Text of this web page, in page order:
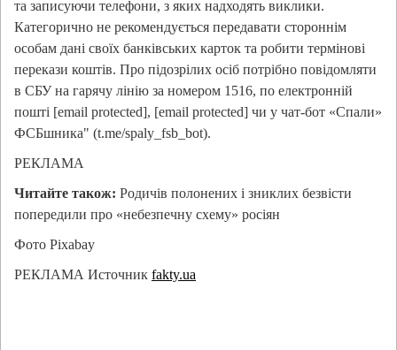
та записуючи телефони, з яких надходять виклики.
Категорично не рекомендується передавати стороннім
особам дані своїх банківських карток та робити термінові
перекази коштів. Про підозрілих осіб потрібно повідомляти
в СБУ на гарячу лінію за номером 1516, по електронній
пошті [email protected], [email protected] чи у чат-бот «Спали»
ФСБшника" (t.me/spaly_fsb_bot).
РЕКЛАМА
Читайте також: Родичів полонених і зниклих безвісти
попередили про «небезпечну схему» росіян
Фото Pixabay
РЕКЛАМА Источник fakty.ua